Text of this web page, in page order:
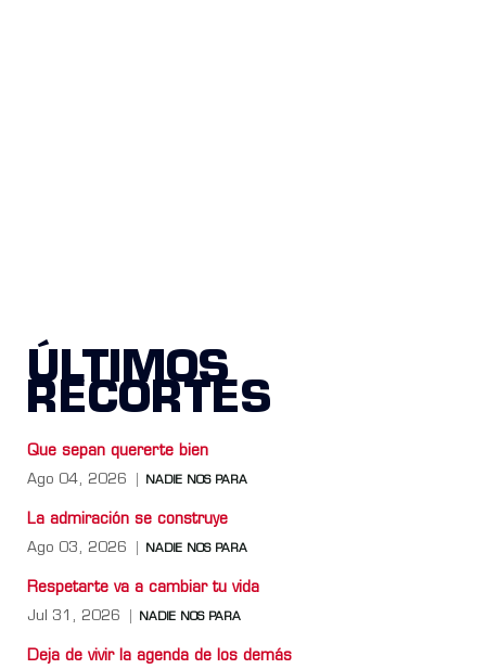
ÚLTIMOS
RECORTES
Que sepan quererte bien
Ago 04, 2026 NADIE NOS PARA
La admiración se construye
Ago 03, 2026 NADIE NOS PARA
Respetarte va a cambiar tu vida
Jul 31, 2026 NADIE NOS PARA
Deja de vivir la agenda de los demás